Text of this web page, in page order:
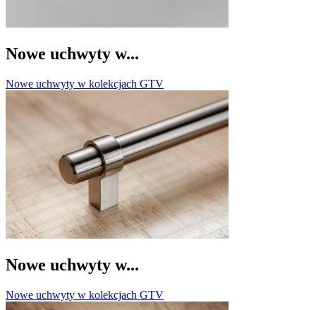
Nowe uchwyty w...
Nowe uchwyty w kolekcjach GTV
Nowe uchwyty w...
Nowe uchwyty w kolekcjach GTV